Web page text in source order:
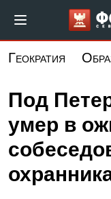
основному
Геократия
Под
умер в